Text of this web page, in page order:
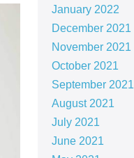
January 2022
December 2021
November 2021
October 2021
September 2021
August 2021
July 2021
June 2021